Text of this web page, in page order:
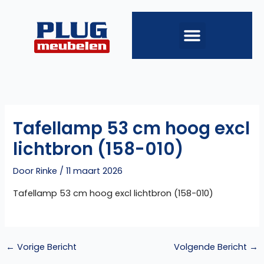
Tafellamp 53 cm hoog excl
lichtbron (158-010)
DoorRinke /11 maart 2026
Tafellamp 53 cm hoog excl lichtbron (158-010)
← Vorige Bericht Volgende Bericht →